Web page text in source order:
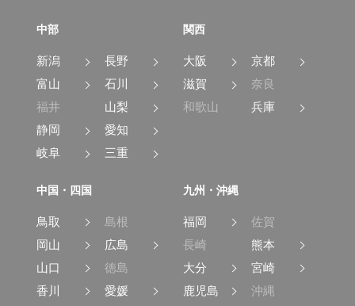
中部
新潟
長野
富山
石川
福井
山梨
静岡
愛知
岐阜
三重
関西
大阪
京都
滋賀
奈良
和歌山
兵庫
中国・四国
鳥取
島根
岡山
広島
山口
徳島
香川
愛媛
九州・沖縄
福岡
佐賀
長崎
熊本
大分
宮崎
鹿児島
沖縄